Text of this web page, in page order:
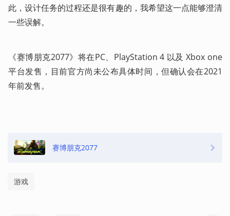
此，设计任务的过程还是很有趣的，我希望这一点能够澄清
一些误解。
《赛博朋克2077》将在PC、PlayStation 4 以及 Xbox one
平台发售，目前官方尚未公布具体时间，但确认会在2021
年前发售。
赛博朋克2077
游戏